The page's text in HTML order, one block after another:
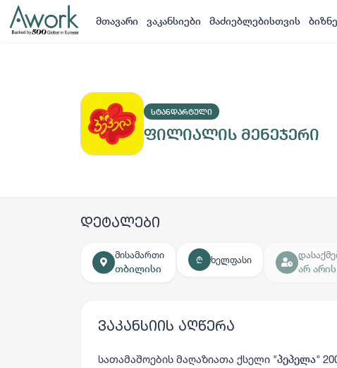
მთავარი ვაკანსიები მაძიებლებისთვის
ᲡᲢᲐᲜᲓᲐᲠᲢᲣᲚᲘ
ფილიალის მენეჯერი
დეტალები
მისამართი
თბილისი
₾ ხელფასი
არ
ვაკანსიის აღწერა
სათამაშოების მაღაზიათა ქსელი "პეპელა"